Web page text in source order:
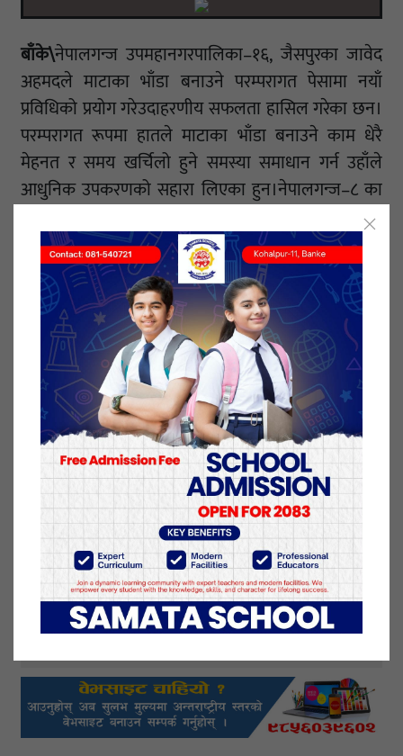
बाँके\नेपालगन्ज उपमहानगरपालिका–१६, जैसपुरका जावेद
अहमदले माटाका भाँडा बनाउने परम्परागत पेसामा नयाँ
प्रविधिको प्रयोग गरेउदाहरणीय सफलता हासिल गरेका छन।
परम्परागत रूपमा हातले माटाका भाँडा बनाउने काम धेरै
मेहनत र समय खर्चिलो हुने समस्या समाधान गर्न उहाँले
आधुनिक उपकरणको सहारा लिएका हुन।नेपालगन्ज–८ का
स्थानीय कुमाल सलिम शेषले मेसिनको प्रयोगले माटोको
परम्परागत उपयोगमा नयाँ आयाम थप्ने देखिएकाले यसको
प्रवर्धन गर्नुपर्ने बताएका छन।
२० माघ २०८१, आईतवार प्रकाशित
यो खबर पढेर तपाईलाई कस्तो महसुस भयो
?
प्रतिक्रिया दिनुहोस्